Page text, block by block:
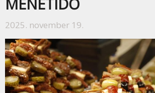
MENETIDŐ
2025. november 19.